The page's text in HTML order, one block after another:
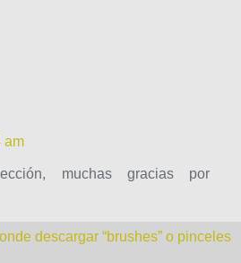
am
muchas gracias por
descargar “brushes” o pinceles